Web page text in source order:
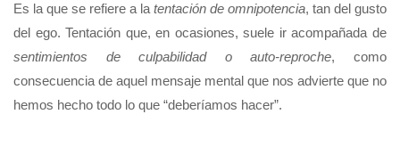
Es la que se refiere a la tentación de omnipotencia, tan del gusto
del ego. Tentación que, en ocasiones, suele ir acompañada de
sentimientos de culpabilidad o auto-reproche, como
consecuencia de aquel mensaje mental que nos advierte que no
hemos hecho todo lo que “deberíamos hacer”.